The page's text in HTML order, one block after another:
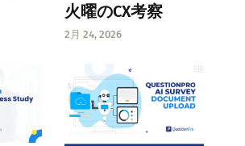
火曜のCX考察
2月 24, 2026